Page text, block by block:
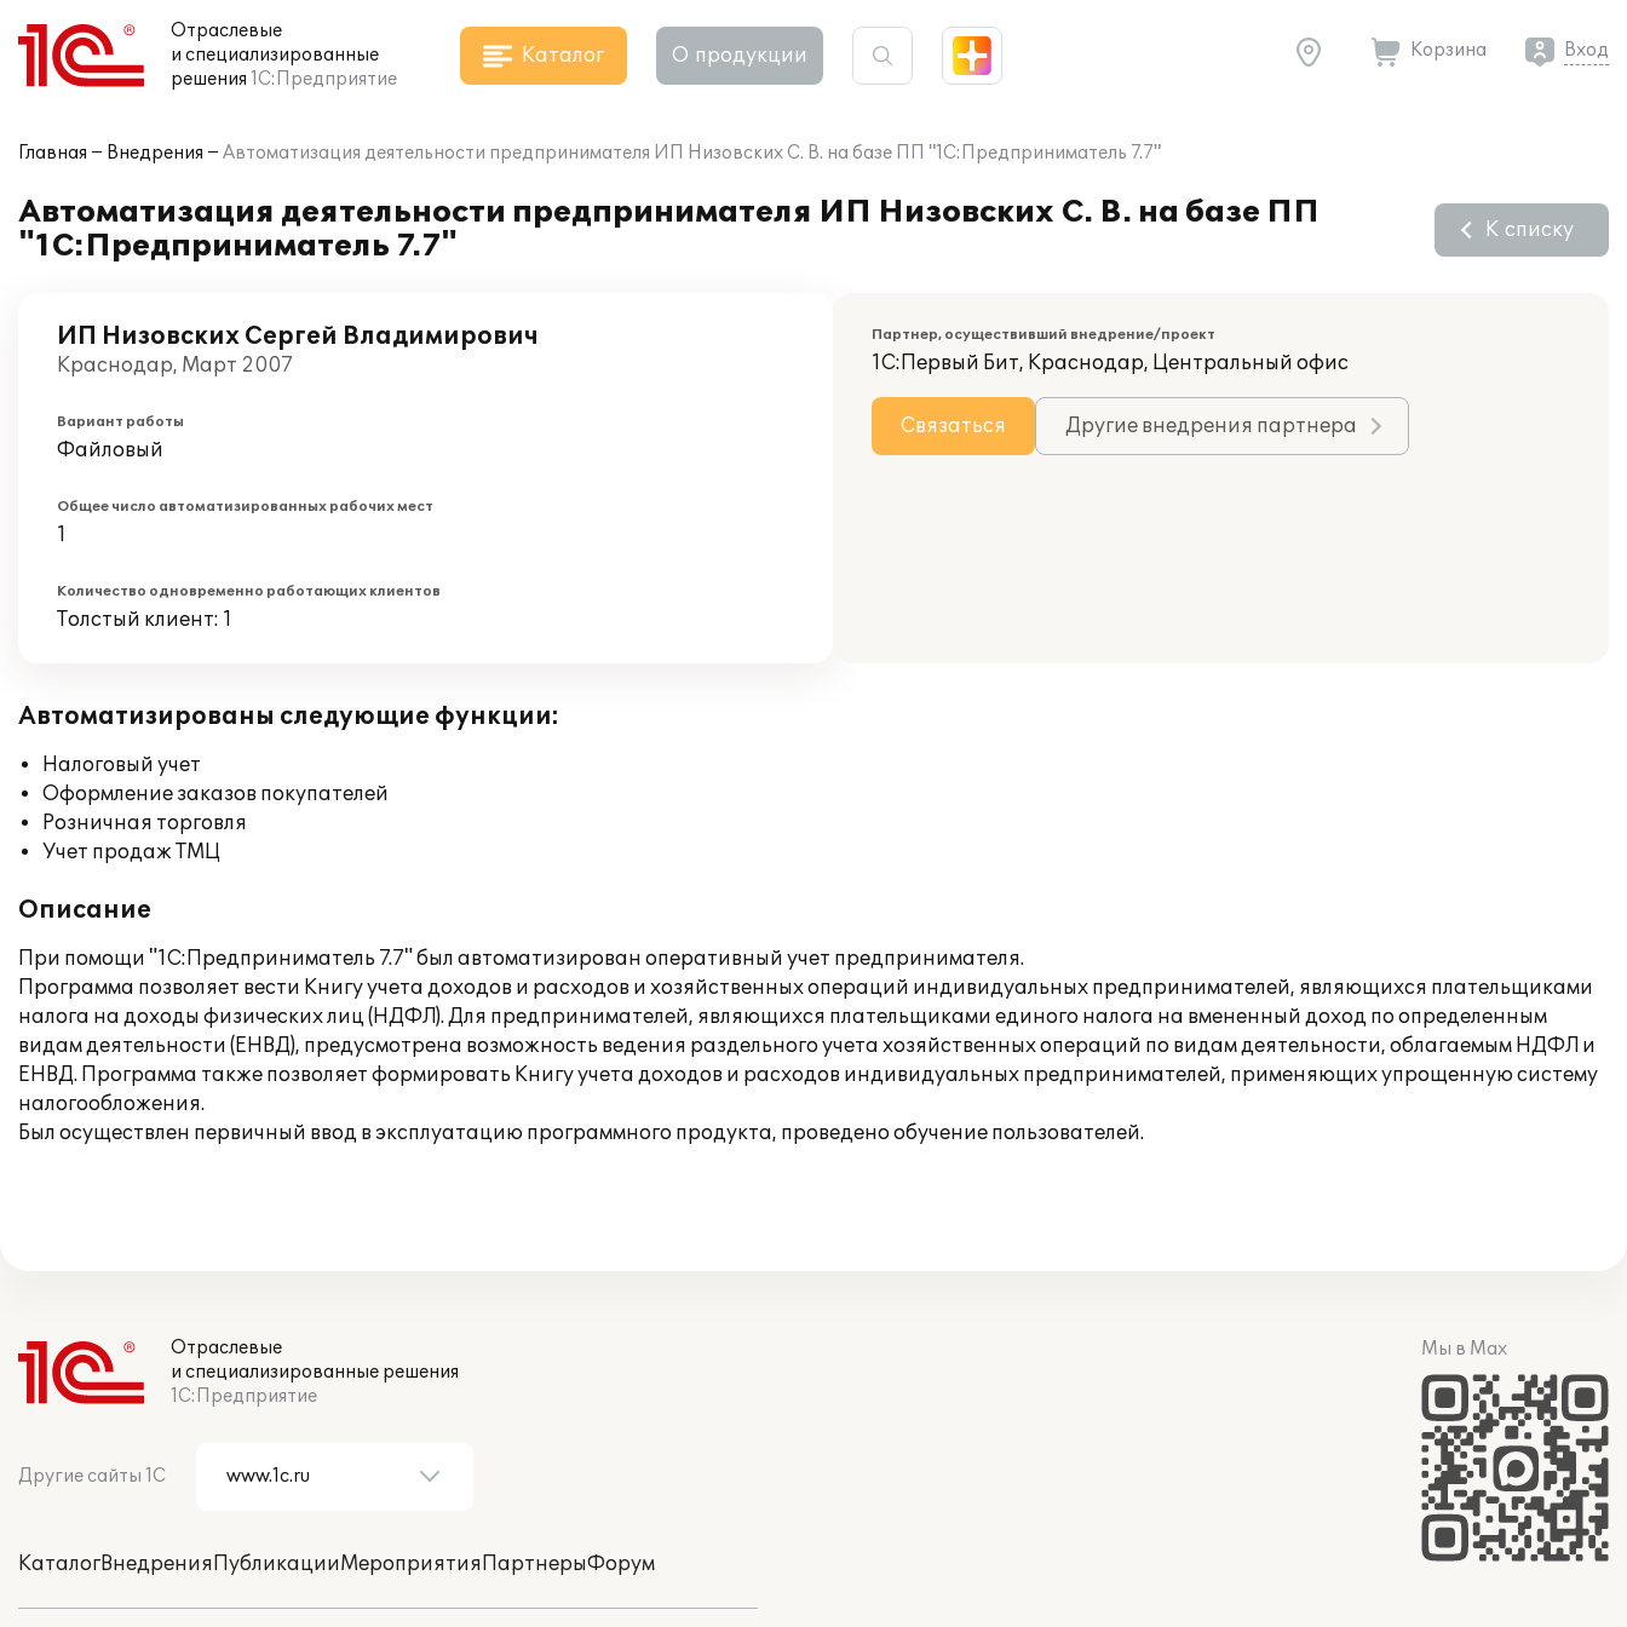
Отраслевые
и специализированные
решения 1С:Предприятие
Каталог О продукции Корзина Вход
Главная Внедрения Автоматизация деятельности предпринимателя ИП Низовских С. В. на базе ПП "1С:Предприниматель 7.7"
Автоматизация деятельности предпринимателя ИП Низовских С. В. на базе ПП
"1С:Предприниматель 7.7"
К списку
ИП Низовских Сергей Владимирович
Краснодар, Март 2007
Вариант работы
Файловый
Общее число автоматизированных рабочих мест
1
Количество одновременно работающих клиентов
Толстый клиент: 1
Партнер, осуществивший внедрение/проект
1С:Первый Бит, Краснодар, Центральный офис
Связаться Другие внедрения партнера
Автоматизированы следующие функции:
Налоговый учет
Оформление заказов покупателей
Розничная торговля
Учет продаж ТМЦ
Описание
При помощи "1С:Предприниматель 7.7" был автоматизирован оперативный учет предпринимателя.
Программа позволяет вести Книгу учета доходов и расходов и хозяйственных операций индивидуальных предпринимателей, являющихся плательщиками
налога на доходы физических лиц (НДФЛ). Для предпринимателей, являющихся плательщиками единого налога на вмененный доход по определенным
видам деятельности (ЕНВД), предусмотрена возможность ведения раздельного учета хозяйственных операций по видам деятельности, облагаемым НДФЛ и
ЕНВД. Программа также позволяет формировать Книгу учета доходов и расходов индивидуальных предпринимателей, применяющих упрощенную систему
налогообложения.
Был осуществлен первичный ввод в эксплуатацию программного продукта, проведено обучение пользователей.
Отраслевые
и специализированные решения
1С:Предприятие
Другие сайты 1С
КаталогВнедренияПубликацииМероприятияПартнерыФорум
Мы в Max